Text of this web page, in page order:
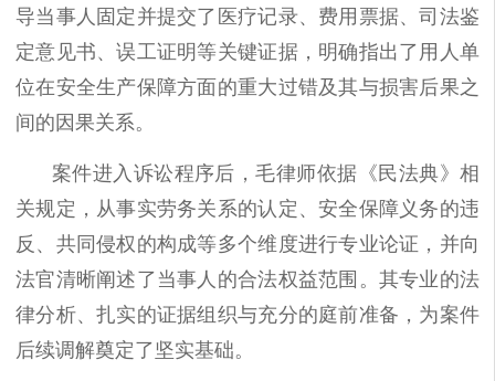
导当事人固定并提交了医疗记录、费用票据、司法鉴
定意见书、误工证明等关键证据，明确指出了用人单
位在安全生产保障方面的重大过错及其与损害后果之
间的因果关系。
案件进入诉讼程序后，毛律师依据《民法典》相
关规定，从事实劳务关系的认定、安全保障义务的违
反、共同侵权的构成等多个维度进行专业论证，并向
法官清晰阐述了当事人的合法权益范围。其专业的法
律分析、扎实的证据组织与充分的庭前准备，为案件
后续调解奠定了坚实基础。